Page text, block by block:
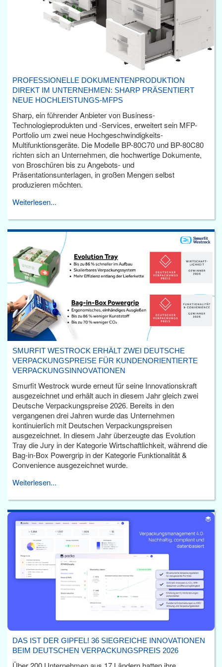
PROFESSIONELLE DOKUMENTENPRODUKTION
DIREKT IM UNTERNEHMEN: SHARP PRÄSENTIERT
NEUE HOCHLEISTUNGS-MFPS
Sharp, ein führender Anbieter von Business-
Technologieprodukten und -Services, erweitert sein MFP-
Portfolio um zwei neue Hochgeschwindigkeits-
Multifunktionsgeräte. Die Modelle BP-80C70 und BP-80C80
richten sich an Unternehmen, die hochwertige Dokumente,
von Broschüren bis zu Angebots- und
Präsentationsunterlagen, in großen Mengen selbst
produzieren möchten.
Weiterlesen...
SMURFIT WESTROCK ERHÄLT ZWEI DEUTSCHE
VERPACKUNGSPREISE FÜR KUNDENORIENTIERTE
VERPACKUNGSINNOVATIONEN
Smurfit Westrock wurde erneut für seine Innovationskraft
ausgezeichnet und erhält auch in diesem Jahr gleich zwei
Deutsche Verpackungspreise 2026. Bereits in den
vergangenen drei Jahren wurde das Unternehmen
kontinuierlich mit Deutschen Verpackungspreisen
ausgezeichnet. In diesem Jahr überzeugte das Evolution
Tray die Jury in der Kategorie Wirtschaftlichkeit, während die
Bag-in-Box Powergrip in der Kategorie Funktionalität &
Convenience ausgezeichnet wurde.
Weiterlesen...
DAS IST DER GIPFEL! 36 SIEGREICHE INNOVATIONEN
BEIM DEUTSCHEN VERPACKUNGSPREIS 2026